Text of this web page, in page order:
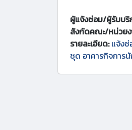
ผู้แจ้งซ่อม/ผู้รับบริ
สังกัดคณะ/หน่วยง
รายละเอียด: แจ้ง
ชุด อาคารกิจการ